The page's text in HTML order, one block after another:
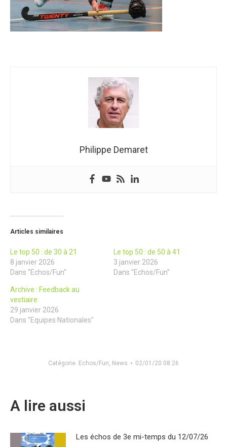
Philippe Demaret
Articles similaires
Le top 50 : de 30 à 21
8 janvier 2026
Dans "Echos/Fun"
Le top 50 : de 50 à 41
3 janvier 2026
Dans "Echos/Fun"
Archive : Feedback au
vestiaire
29 janvier 2026
Dans "Equipes Nationales"
Catégorie Echos/Fun, News 02/01/20 08:26
A lire aussi
Les échos de 3e mi-temps du 12/07/26